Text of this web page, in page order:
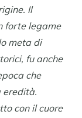
Il
forte legame
meta di
fu anche
che
eredità.
con il cuore